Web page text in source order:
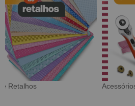
Tecido Digital